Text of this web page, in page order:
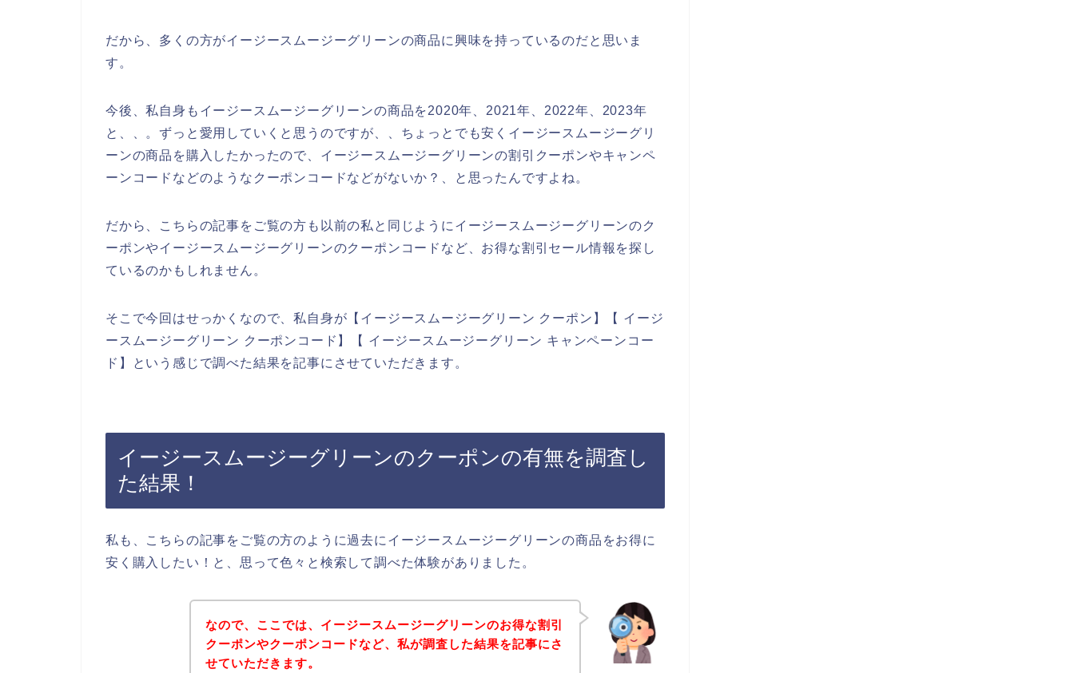
だから、多くの方がイージースムージーグリーンの商品に興味を持っているのだと思いま
す。
今後、私自身もイージースムージーグリーンの商品を2020年、2021年、2022年、2023年
と、、。ずっと愛用していくと思うのですが、、ちょっとでも安くイージースムージーグリ
ーンの商品を購入したかったので、イージースムージーグリーンの割引クーポンやキャンペ
ーンコードなどのようなクーポンコードなどがないか？、と思ったんですよね。
だから、こちらの記事をご覧の方も以前の私と同じようにイージースムージーグリーンのク
ーポンやイージースムージーグリーンのクーポンコードなど、お得な割引セール情報を探し
ているのかもしれません。
そこで今回はせっかくなので、私自身が【イージースムージーグリーン クーポン】【 イージ
ースムージーグリーン クーポンコード】【 イージースムージーグリーン キャンペーンコー
ド】という感じで調べた結果を記事にさせていただきます。
イージースムージーグリーンのクーポンの有無を調査し
た結果！
私も、こちらの記事をご覧の方のように過去にイージースムージーグリーンの商品をお得に
安く購入したい！と、思って色々と検索して調べた体験がありました。
なので、ここでは、イージースムージーグリーンのお得な割引
クーポンやクーポンコードなど、私が調査した結果を記事にさ
せていただきます。